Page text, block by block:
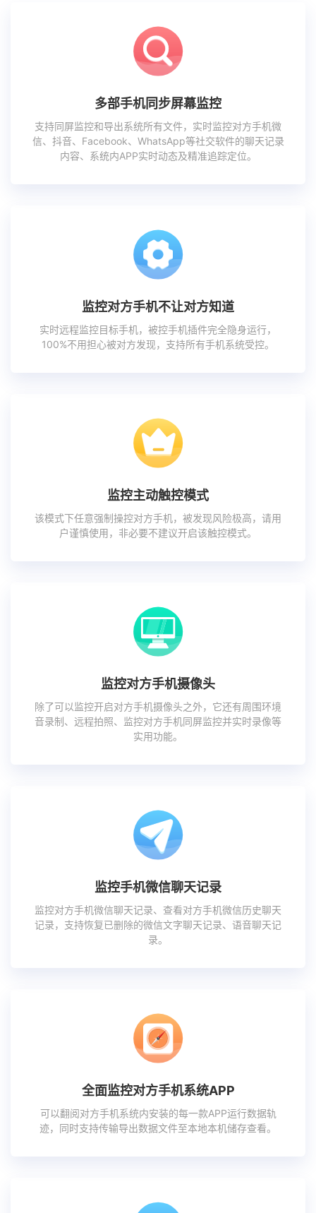
多部手机同步屏幕监控
支持同屏监控和导出系统所有文件，实时监控对方手机微
信、抖音、Facebook、WhatsApp等社交软件的聊天记录
内容、系统内APP实时动态及精准追踪定位。
监控对方手机不让对方知道
实时远程监控目标手机，被控手机插件完全隐身运行，
100%不用担心被对方发现，支持所有手机系统受控。
监控主动触控模式
该模式下任意强制操控对方手机，被发现风险极高，请用
户谨慎使用，非必要不建议开启该触控模式。
监控对方手机摄像头
除了可以监控开启对方手机摄像头之外，它还有周围环境
音录制、远程拍照、监控对方手机同屏监控并实时录像等
实用功能。
监控手机微信聊天记录
监控对方手机微信聊天记录、查看对方手机微信历史聊天
记录，支持恢复已删除的微信文字聊天记录、语音聊天记
录。
全面监控对方手机系统APP
可以翻阅对方手机系统内安装的每一款APP运行数据轨
迹，同时支持传输导出数据文件至本地本机储存查看。